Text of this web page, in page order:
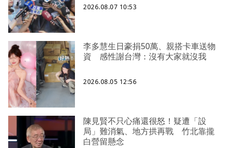
2026.08.07 10:53
李多慧生日豪捐50萬、親搭卡車送物
資 感性謝台灣：沒有大家就沒我
2026.08.05 12:56
陳見賢不只心痛還很怒！疑遭「設
局」難消氣、地方拱再戰 竹北靠攏
白營留懸念